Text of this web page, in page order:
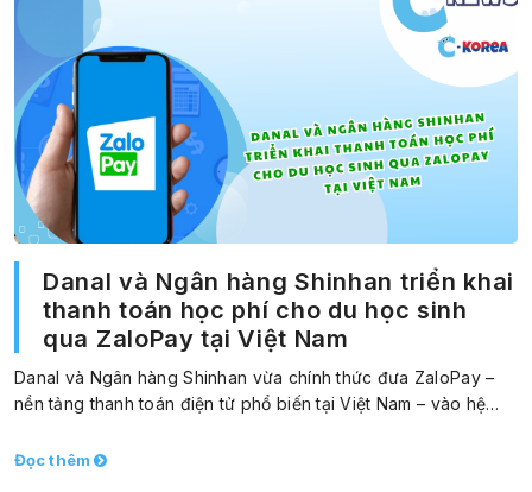
Danal và Ngân hàng Shinhan triển khai
thanh toán học phí cho du học sinh
qua ZaloPay tại Việt Nam
Danal và Ngân hàng Shinhan vừa chính thức đưa ZaloPay –
nền tảng thanh toán điện tử phổ biến tại Việt Nam – vào hệ…
Đọc thêm